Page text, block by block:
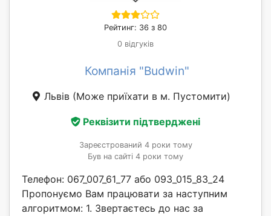
Рейтинг: 36 з 80
0 відгуків
Компанія "Budwin"
Львів (Може приїхати в м. Пустомити)
Реквізити підтверджені
Зареєстрований 4 роки тому
Був на сайті 4 роки тому
Телефон: 067_007_61_77 або 093_015_83_24
Пропонуємо Вам працювати за наступним
алгоритмом: 1. Звертаєтесь до нас за